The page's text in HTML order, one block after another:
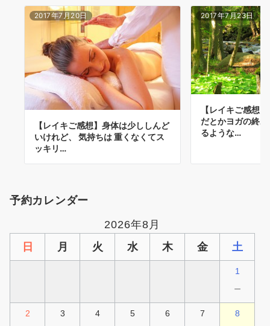
2017年7月20日
【レイキご感想】身体は少ししんど
いけれど、 気持ちは 重くなくてス
ッキリ…
2017年7月23日
【レイキご感想
だとかヨガの終
るような…
予約カレンダー
2026年8月
日
月 火 水 木 金 土
1
－
2 3 4 5 6 7 8